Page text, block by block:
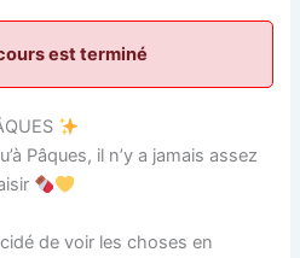
est terminé
Pâques, il n’y a jamais assez
de voir les choses en